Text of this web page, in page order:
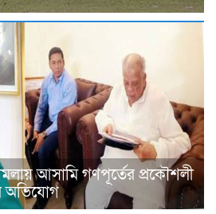
আসামি গণপূর্তের প্রকৌশলী
অভিযোগ